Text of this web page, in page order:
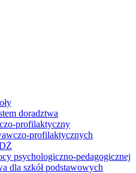
doradztwa
profilaktyczny
profilaktycznych
psychologiczno-pedagogicznej
dla szkół podstawowych